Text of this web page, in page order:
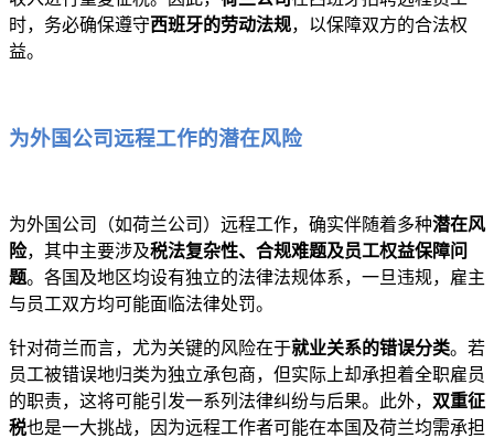
时，务必确保遵守西班牙的劳动法规，以保障双方的合法权
益。
为外国公司远程工作的潜在风险
为外国公司（如荷兰公司）远程工作，确实伴随着多种潜在风
险，其中主要涉及税法复杂性、合规难题及员工权益保障问
题。各国及地区均设有独立的法律法规体系，一旦违规，雇主
与员工双方均可能面临法律处罚。
针对荷兰而言，尤为关键的风险在于就业关系的错误分类。若
员工被错误地归类为独立承包商，但实际上却承担着全职雇员
的职责，这将可能引发一系列法律纠纷与后果。此外， 双重征
税也是一大挑战，因为远程工作者可能在本国及荷兰均需承担